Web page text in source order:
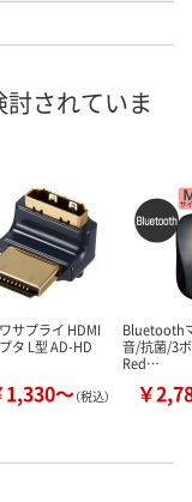
ゴへ カ
されていま
サプライ HDMI
タ L型 AD-HD
1,330～（税込）
Bluetooth
音/抗菌/3
Red…
￥